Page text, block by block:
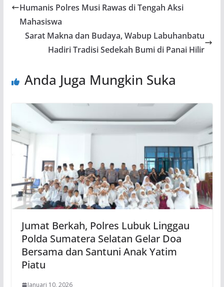
Humanis Polres Musi Rawas di Tengah Aksi
Mahasiswa
Sarat Makna dan Budaya, Wabup Labuhanbatu
Hadiri Tradisi Sedekah Bumi di Panai Hilir
Anda Juga Mungkin Suka
Jumat Berkah, Polres Lubuk Linggau
Polda Sumatera Selatan Gelar Doa
Bersama dan Santuni Anak Yatim
Piatu
Januari 10, 2026